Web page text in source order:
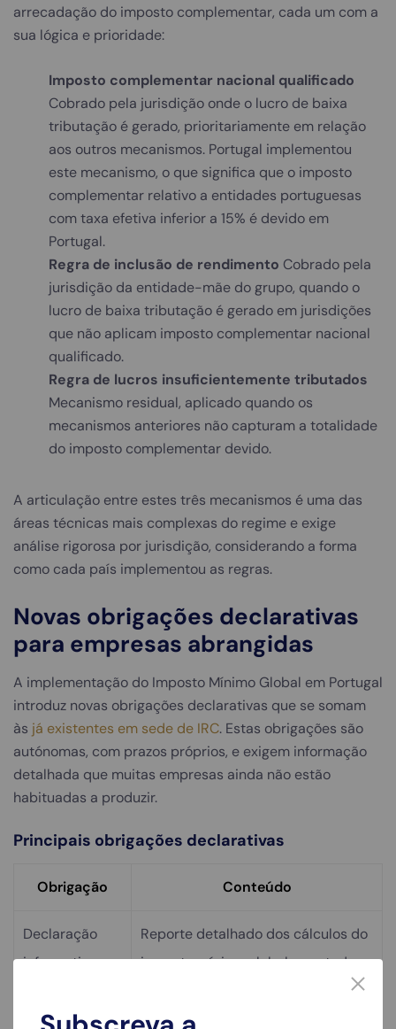
arrecadação do imposto complementar, cada um com a
sua lógica e prioridade:
Imposto complementar nacional qualificado
Cobrado pela jurisdição onde o lucro de baixa
tributação é gerado, prioritariamente em relação
aos outros mecanismos. Portugal implementou
este mecanismo, o que significa que o imposto
complementar relativo a entidades portuguesas
com taxa efetiva inferior a 15% é devido em
Portugal.
Regra de inclusão de rendimento Cobrado pela
jurisdição da entidade-mãe do grupo, quando o
lucro de baixa tributação é gerado em jurisdições
que não aplicam imposto complementar nacional
qualificado.
Regra de lucros insuficientemente tributados
Mecanismo residual, aplicado quando os
mecanismos anteriores não capturam a totalidade
do imposto complementar devido.
A articulação entre estes três mecanismos é uma das
áreas técnicas mais complexas do regime e exige
análise rigorosa por jurisdição, considerando a forma
como cada país implementou as regras.
Novas obrigações declarativas
para empresas abrangidas
A implementação do Imposto Mínimo Global em Portugal
introduz novas obrigações declarativas que se somam
às já existentes em sede de IRC. Estas obrigações são
autónomas, com prazos próprios, e exigem informação
detalhada que muitas empresas ainda não estão
habituadas a produzir.
Principais obrigações declarativas
Obrigação Conteúdo
Declaração
informativa
Reporte detalhado dos cálculos do
imposto mínimo global para todas
as jurisdições onde o grupo opera